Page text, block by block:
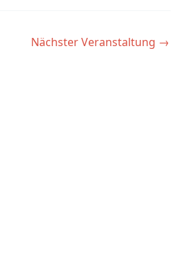
Nächster Veranstaltung →